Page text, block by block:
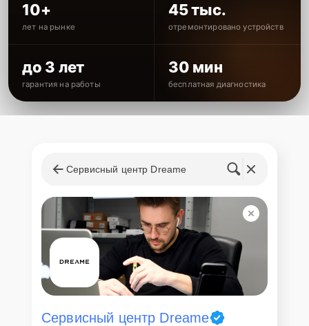
10+
лет на рынке
45 тыс.
отремонтировано устройств
до 3 лет
гарантия на работы
30 мин
бесплатная диагностика
Сервисный центр Dreame
Сервисный центр Dreame